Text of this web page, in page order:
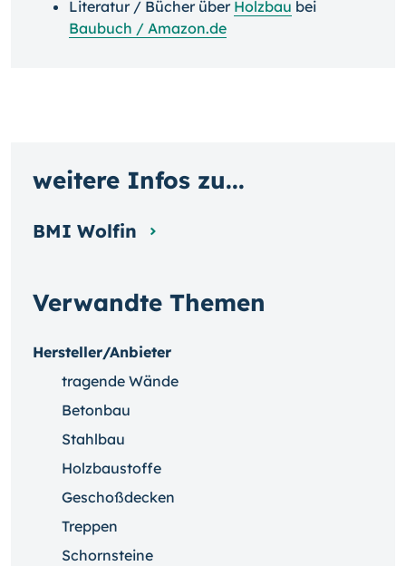
Literatur / Bücher über Holzbau bei
Baubuch / Amazon.de
Verwandte Themen
Hersteller/Anbieter
tragende Wände
Betonbau
Stahlbau
Holzbaustoffe
Geschoßdecken
Treppen
Schornsteine
weitere Infos zu...
BMI Wolfin